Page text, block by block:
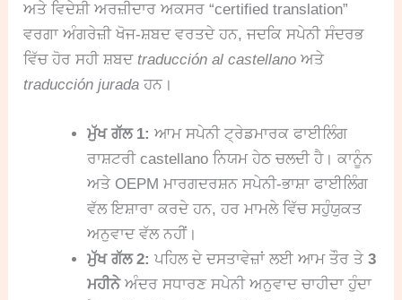
ਅਤੇ ਵਿਦੇਸ਼ੀ ਅਰਜ਼ੀਦਾਰ ਅਕਸਰ “certified translation”
ਵਰਗਾ ਅੰਗਰੇਜ਼ੀ ਖੋਜ-ਸ਼ਬਦ ਵਰਤਦੇ ਹਨ, ਜਦਕਿ ਸਪੇਨੀ ਸੰਦਰਭ
ਵਿੱਚ ਹੋਰ ਸਹੀ ਸ਼ਬਦtraducción al castellano ਅਤੇ
traducción jurada ਹਨ।
ਮੁੱਖ ਗੱਲ 1: ਆਮ ਸਪੇਨੀ ਟ੍ਰੇਡਮਾਰਕ ਫਾਈਲਿੰਗ
ਰਾਸ਼ਟਰੀ castellano ਨਿਯਮ ਹੇਠ ਚਲਦੀ ਹੈ। ਕਾਨੂੰਨ
ਅਤੇ OEPM ਮਾਰਗਦਰਸ਼ਨ ਸਪੇਨੀ-ਭਾਸ਼ਾ ਫਾਈਲਿੰਗ
ਵੱਲ ਇਸ਼ਾਰਾ ਕਰਦੇ ਹਨ, ਹਰ ਮਾਮਲੇ ਵਿੱਚ ਸਹੁੰਯੁਕਤ
ਅਨੁਵਾਦ ਵੱਲ ਨਹੀਂ।
ਮੁੱਖ ਗੱਲ 2: ਪਹਿਲ ਦੇ ਦਸਤਾਵੇਜ਼ਾਂ ਲਈ ਆਮ ਤੌਰ ਤੇ3
ਮਹੀਨੇਅੰਦਰ ਸਧਾਰਣ ਸਪੇਨੀ ਅਨੁਵਾਦ ਚਾਹੀਦਾ ਹੁੰਦਾ